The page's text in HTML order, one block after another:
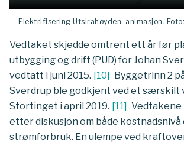
— Elektrifisering Utsirahøyden, animasjon.
Vedtaket skjedde omtrent ett år før
utbygging og drift (PUD) for Johan
vedtatt i juni 2015. [10] Byggetrinn 2
Sverdrup ble godkjent ved et særskilt
Stortinget i april 2019. [11]
etter diskusjon om både kostnadsnivå
strømforbruk. En ulempe ved